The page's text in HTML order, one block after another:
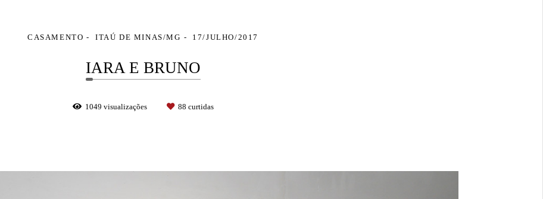
CASAMENTO ITAÚ DE MINAS/MG 17/JULHO/2017
IARA E BRUNO
1049 visualizações 88 curtidas